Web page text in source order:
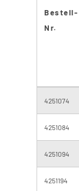
Bestell-
Nr.
4251074
4251084
4251094
4251194